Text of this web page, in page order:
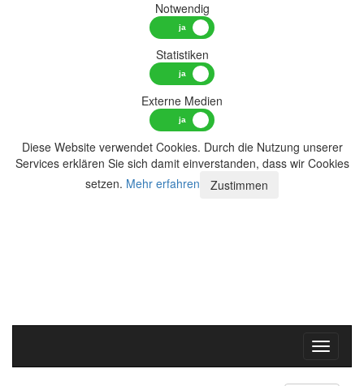
Notwendig
Statistiken
Externe Medien
Diese Website verwendet Cookies. Durch die Nutzung unserer
Services erklären Sie sich damit einverstanden, dass wir Cookies
setzen. Mehr erfahren Zustimmen
Toggle